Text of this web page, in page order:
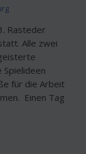
Rasteder
Alle zwei
Spielideen
für die Arbeit
Einen Tag